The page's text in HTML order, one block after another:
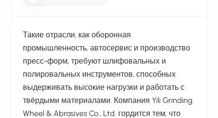
Такие отрасли, как оборонная
промышленность, автосервис и производство
пресс-форм, требуют шлифовальных и
полировальных инструментов, способных
выдерживать высокие нагрузки и работать с
твёрдыми материалами. Компания Yili Grinding
Wheel & Abrasives Co., Ltd. гордится тем, что